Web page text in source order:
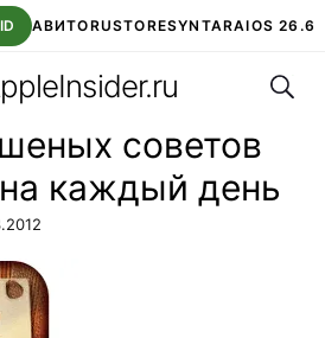
АВИТОRUSTORESYNTARAIOS 26.6
ROBLOXВТБ ОНЛАЙН
советов
каждый день